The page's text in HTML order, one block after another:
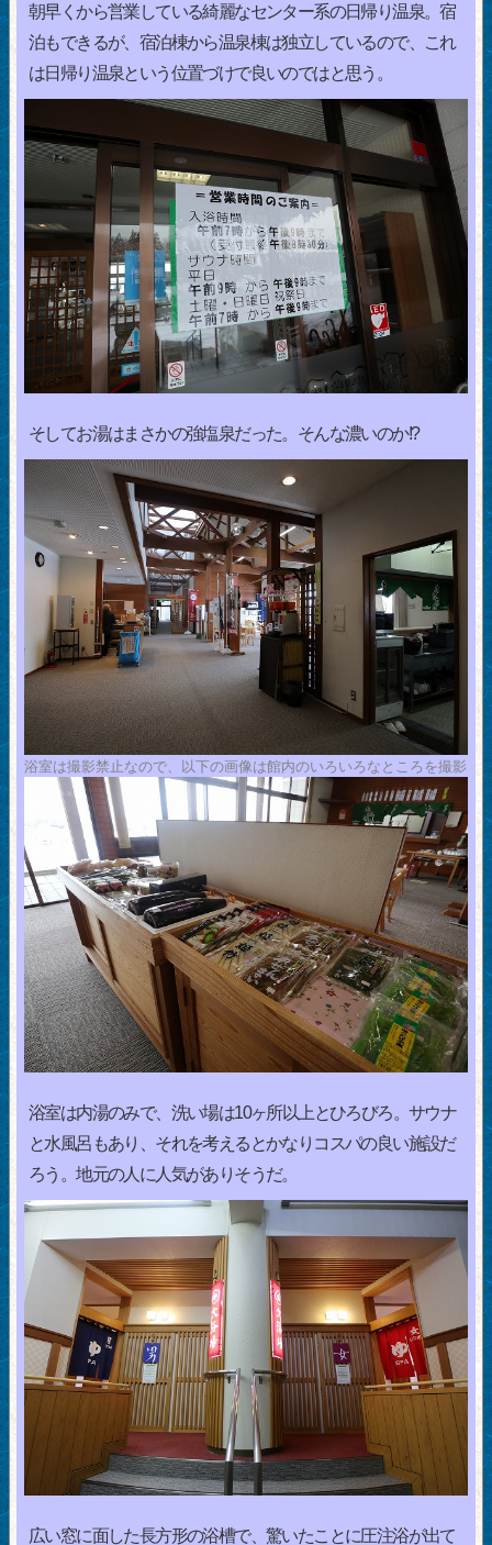
朝早くから営業している綺麗なセンター系の日帰り温泉。宿
泊もできるが、宿泊棟から温泉棟は独立しているので、これ
は日帰り温泉という位置づけで良いのではと思う。
そしてお湯はまさかの強塩泉だった。そんな濃いのか!?
浴室は撮影禁止なので、以下の画像は館内のいろいろなところを撮影
浴室は内湯のみで、洗い場は10ヶ所以上とひろびろ。サウナ
と水風呂もあり、それを考えるとかなりコスパの良い施設だ
ろう。地元の人に人気がありそうだ。
広い窓に面した長方形の浴槽で、驚いたことに圧注浴が出て